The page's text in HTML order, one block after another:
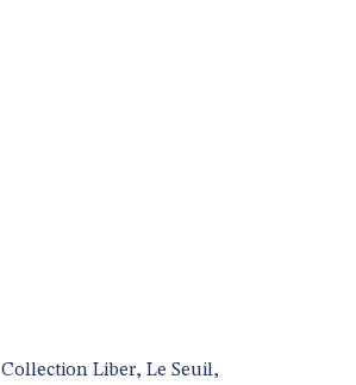
Collection Liber, Le Seuil,